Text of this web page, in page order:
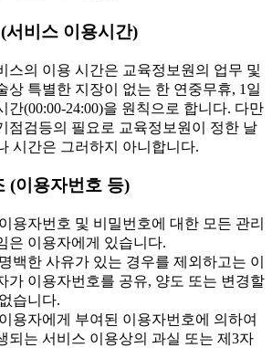
서비스 이용시간)
스의 이용 시간은 교육정보원의 업무 및
상 특별한 지장이 없는 한 연중무휴, 1일
간(00:00-24:00)을 원칙으로 합니다. 다만
점검등의 필요로 교육정보원이 정한 날
시간은 그러하지 아니합니다.
(이용자번호 등)
용자번호 및 비밀번호에 대한 모든 관리
은 이용자에게 있습니다.
백한 사유가 있는 경우를 제외하고는 이
가 이용자번호를 공유, 양도 또는 변경할
습니다.
용자에게 부여된 이용자번호에 의하여
되는 서비스 이용상의 과실 또는 제3자